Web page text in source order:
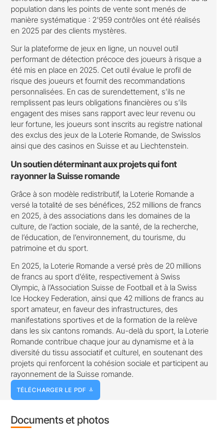
population dans les points de vente sont menés de
manière systématique : 2'959 contrôles ont été réalisés
en 2025 par des clients mystères.
Sur la plateforme de jeux en ligne, un nouvel outil
performant de détection précoce des joueurs à risque a
été mis en place en 2025. Cet outil évalue le profil de
risque des joueurs et fournit des recommandations
personnalisées. En cas de surendettement, s’ils ne
remplissent pas leurs obligations financières ou s’ils
engagent des mises sans rapport avec leur revenu ou
leur fortune, les joueurs sont inscrits au registre national
des exclus des jeux de la Loterie Romande, de Swisslos
ainsi que des casinos en Suisse et au Liechtenstein.
Un soutien déterminant aux projets qui font
rayonner la Suisse romande
Grâce à son modèle redistributif, la Loterie Romande a
versé la totalité de ses bénéfices, 252 millions de francs
en 2025, à des associations dans les domaines de la
culture, de l’action sociale, de la santé, de la recherche,
de l’éducation, de l’environnement, du tourisme, du
patrimoine et du sport.
En 2025, la Loterie Romande a versé près de 20 millions
de francs au sport d’élite, respectivement à Swiss
Olympic, à l’Association Suisse de Football et à la Swiss
Ice Hockey Federation, ainsi que 42 millions de francs au
sport amateur, en faveur des infrastructures, des
manifestations sportives et de la formation de la relève
dans les six cantons romands. Au-delà du sport, la Loterie
Romande contribue chaque jour au dynamisme et à la
diversité du tissu associatif et culturel, en soutenant des
projets qui renforcent la cohésion sociale et participent au
rayonnement de la Suisse romande.
TÉLÉCHARGER LE PDF
Documents et photos